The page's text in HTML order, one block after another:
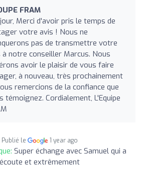
FRAM
Merci d'avoir pris le temps de
votre avis ! Nous ne
pas de transmettre votre
à notre conseiller Marcus. Nous
avoir le plaisir de vous faire
à nouveau, très prochainement
remercions de la confiance que
témoignez. Cordialement, L'Equipe
Publié le 1 year ago
Super échange avec Samuel qui a
et extrêmement